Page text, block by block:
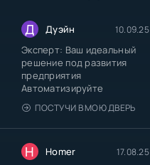
Д Дуэйн 10.09.25
Эксперт: Ваш идеальный
решение под развития
предприятия
Автоматизируйте
ПОСТУЧИ В МОЮ ДВЕРЬ
H Homer 17.08.25